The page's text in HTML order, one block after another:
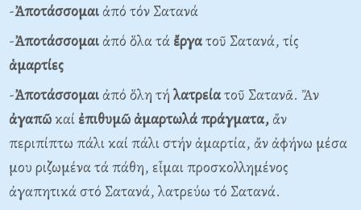
-Ἀποτάσσομαι ἀπό τόν Σατανά
-Ἀποτάσσομαι ἀπό ὅλα τά ἔργατοῦ Σατανά, τίς
ἁμαρτίες
-Ἀποτάσσομαι ἀπό ὅλη τή λατρείατοῦ Σατανᾶ. Ἄν
ἀγαπῶκαί ἐπιθυμῶ ἁμαρτωλάπράγματα, ἄν
περιπίπτω πάλι καί πάλι στήν ἁμαρτία, ἄν ἀφήνω μέσα
μου ριζωμένα τά πάθη, εἶμαι προσκολλημένος
ἀγαπητικά στό Σατανά, λατρεύω τό Σατανά.